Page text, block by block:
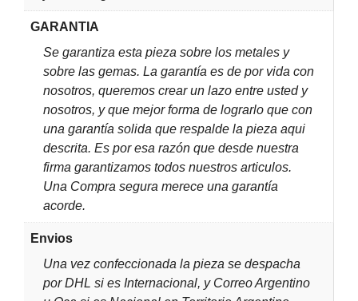
GARANTIA
Se garantiza esta pieza sobre los metales y
sobre las gemas. La garantía es de por vida con
nosotros, queremos crear un lazo entre usted y
nosotros, y que mejor forma de lograrlo que con
una garantía solida que respalde la pieza aqui
descrita. Es por esa razón que desde nuestra
firma garantizamos todos nuestros articulos.
Una Compra segura merece una garantía
acorde.
Envios
Una vez confeccionada la pieza se despacha
por DHL si es Internacional, y Correo Argentino